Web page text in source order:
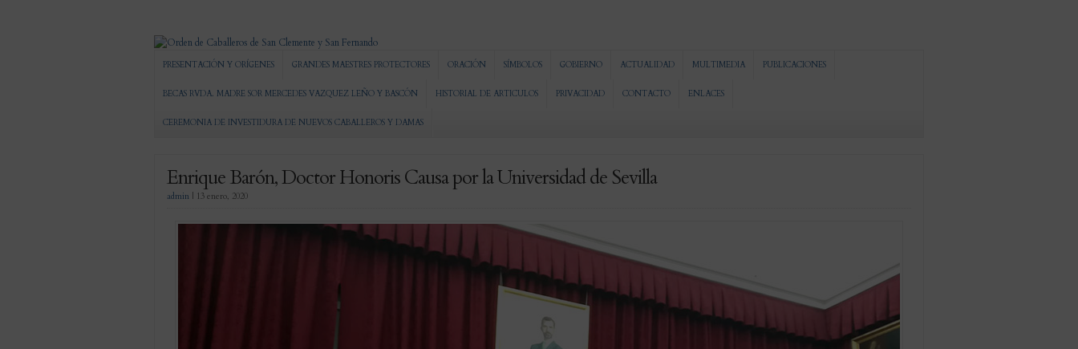
PRESENTACIÓN Y ORÍGENES GRANDES MAESTRES PROTECTORES ORACIÓN SÍMBOLOS GOBIERNO ACTUALIDAD MULTIMEDIA PUBLICACIONES
BECAS RVDA. MADRE SOR MERCEDES VAZQUEZ LEÑO Y BASCÓN HISTORIAL DE ARTICULOS PRIVACIDAD CONTACTO ENLACES
CEREMONIA DE INVESTIDURA DE NUEVOS CABALLEROS Y DAMAS
Enrique Barón, Doctor Honoris Causa por la Universidad de Sevilla
admin | 13 enero, 2020